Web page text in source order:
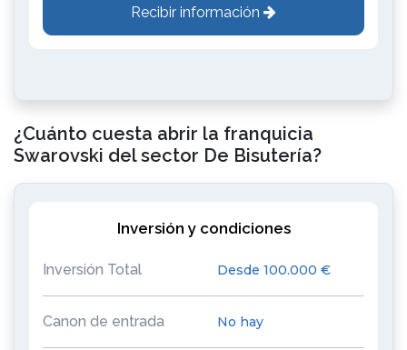
Recibir información
¿Cuánto cuesta abrir la franquicia
Swarovski del sector De Bisutería?
Inversión y condiciones
Inversión Total Desde 100.000 €
Canon de entrada No hay